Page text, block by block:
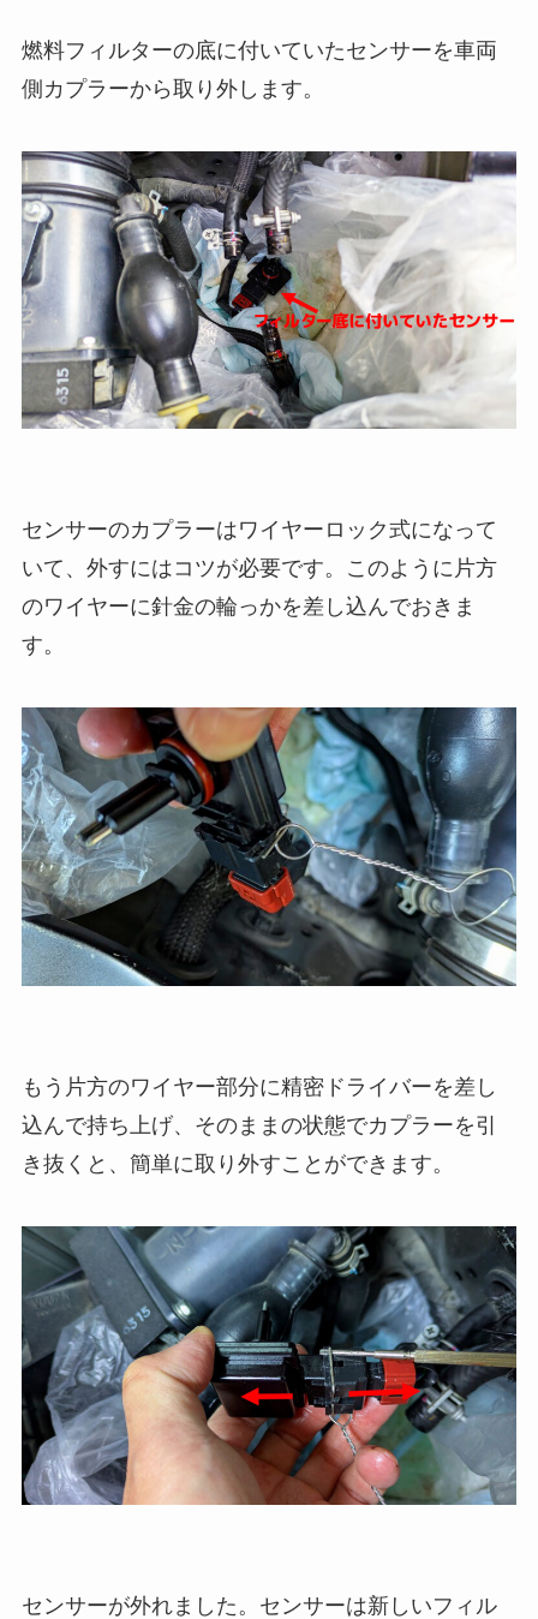
燃料フィルターの底に付いていたセンサーを車両
側カプラーから取り外します。
センサーのカプラーはワイヤーロック式になって
いて、外すにはコツが必要です。このように片方
のワイヤーに針金の輪っかを差し込んでおきま
す。
もう片方のワイヤー部分に精密ドライバーを差し
込んで持ち上げ、そのままの状態でカプラーを引
き抜くと、簡単に取り外すことができます。
センサーが外れました。センサーは新しいフィル